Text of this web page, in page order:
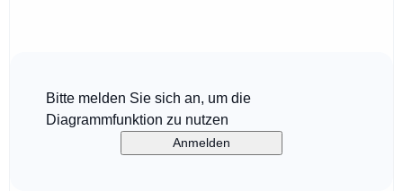
Bitte melden Sie sich an, um die
Diagrammfunktion zu nutzen
Anmelden